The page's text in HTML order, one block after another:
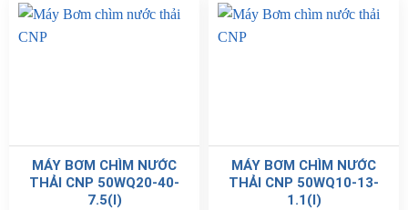
MÁY BƠM CHÌM NƯỚC
THẢI CNP 50WQ20-40-
7.5(I)
MÁY BƠM CHÌM NƯỚC
THẢI CNP 50WQ10-13-
1.1(I)